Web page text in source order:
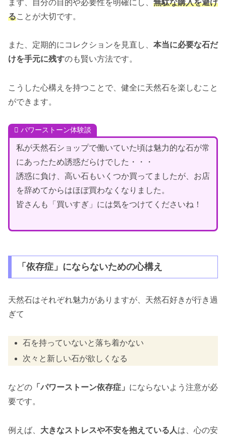
まず、自分の目的や必要性を明確にし、 無駄な購入を避け
ることが大切です。
また、定期的にコレクションを見直し、 本当に必要な石だ
けを手元に残すのも賢い方法です。
こうした心構えを持つことで、健全に天然石を楽しむこと
ができます。
パワーストーン体験談
私が天然石ショップで働いていた頃は魅力的な石が常
にあったため誘惑だらけでした・・・
誘惑に負け、高い石もいくつか買ってましたが、お店
を辞めてからはほぼ買わなくなりました。
皆さんも「買いすぎ」には気をつけてくださいね！
「依存症」にならないための心構え
天然石はそれぞれ魅力がありますが、天然石好きが行き過
ぎて
石を持っていないと落ち着かない
次々と新しい石が欲しくなる
などの 「パワーストーン依存症」 にならないよう注意が必
要です。
例えば、 大きなストレスや不安を抱えている人は、心の安